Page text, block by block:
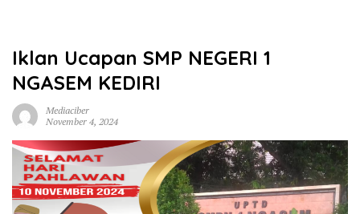
Iklan Ucapan SMP NEGERI 1
NGASEM KEDIRI
Mediaciber
November 4, 2024